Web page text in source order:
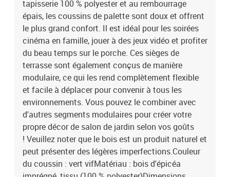
tapisserie 100 % polyester et au rembourrage
épais, les coussins de palette sont doux et offrent
le plus grand confort. Il est idéal pour les soirées
cinéma en famille, jouer à des jeux vidéo et profiter
du beau temps sur le porche. Ces sièges de
terrasse sont également conçus de manière
modulaire, ce qui les rend complètement flexible
et facile à déplacer pour convenir à tous les
environnements. Vous pouvez le combiner avec
d'autres segments modulaires pour créer votre
propre décor de salon de jardin selon vos goûts
! Veuillez noter que le bois est un produit naturel et
peut présenter des légères imperfections.Couleur
du coussin : vert vifMatériau : bois d'épicéa